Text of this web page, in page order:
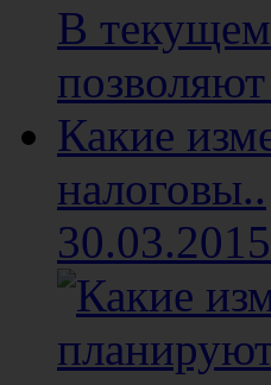
В текущем
Какие
налоговы..
30.03.2015